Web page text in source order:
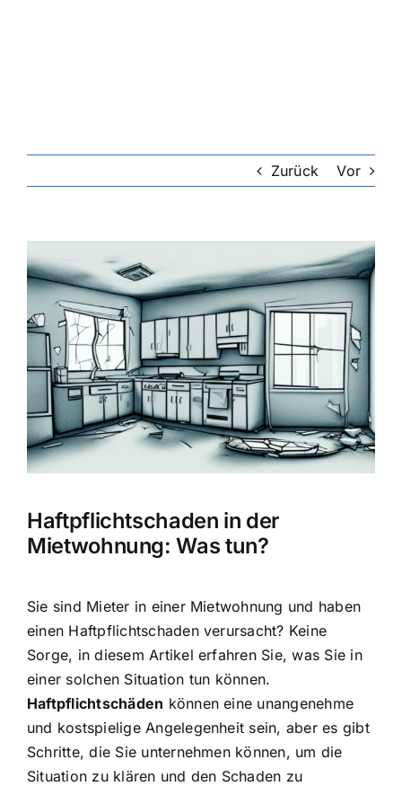
Lebensversicherung
Hundekrankenversicherung
Hausratversicherung
Berufsunfähigkeitsversicherung
Weitere Tarifvergleiche
Zurück Vor
grösseres
Bild
Haftpflichtschaden in der
Mietwohnung: Was tun?
Sie sind Mieter in einer Mietwohnung und haben
einen Haftpflichtschaden verursacht? Keine
Sorge, in diesem Artikel erfahren Sie, was Sie in
einer solchen Situation tun können.
Haftpflichtschäden können eine unangenehme
und kostspielige Angelegenheit sein, aber es gibt
Schritte, die Sie unternehmen können, um die
Situation zu klären und den Schaden zu